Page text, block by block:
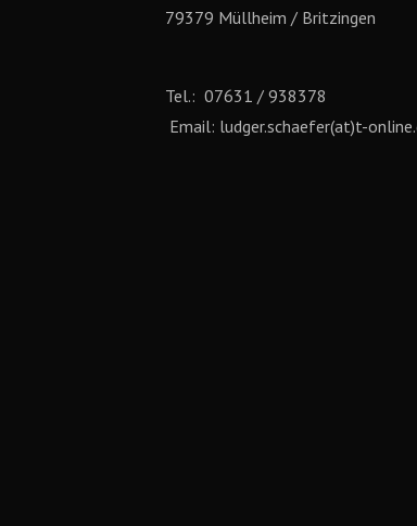
79379 Müllheim / Britzingen
Tel.: 07631 / 938378
Email: ludger.schaefer(at)t-